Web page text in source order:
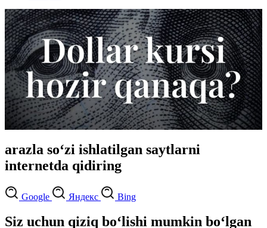
arazla so‘zi ishlatilgan saytlarni
internetda qidiring
Google Яндекс Bing
Siz uchun qiziq bo‘lishi mumkin bo‘lgan